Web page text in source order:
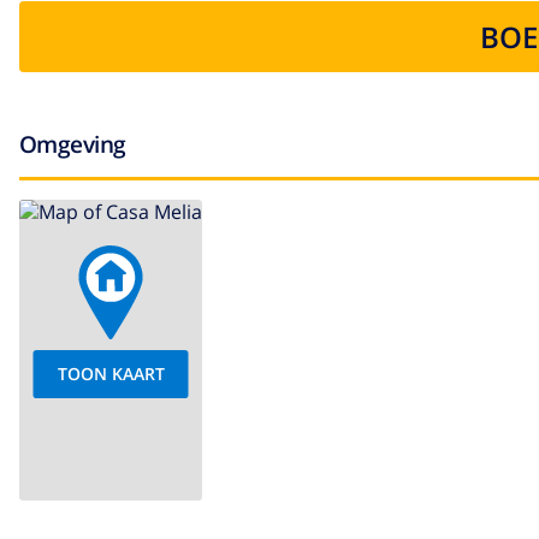
Omgeving
TOON KAART